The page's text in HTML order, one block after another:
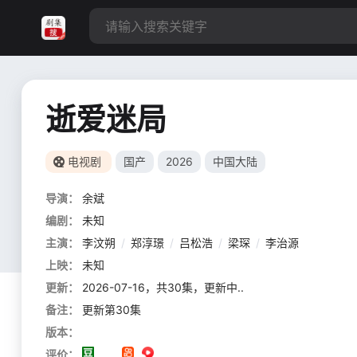
逝爱迷局
电视剧 国产 2026 中国大陆
导演：
余斌
编剧：
未知
主演：
李汶朔 / 郑淳璟 / 吕松浩 / 梁琛 / 李治源
上映：
未知
更新：
2026-07-16，共30集，更新中..
备注：
更新第30集
版本：
评价：